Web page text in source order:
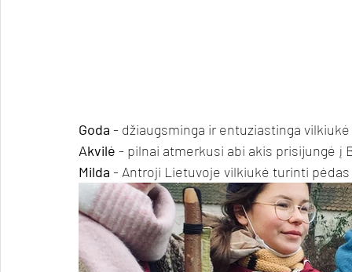
Goda - džiaugsminga ir entuziastinga
Akvilė - pilnai atmerkusi abi akis prisijungė į
Milda - Antroji Lietuvoje vilkiukė turinti